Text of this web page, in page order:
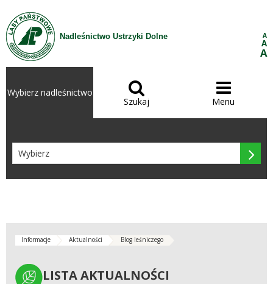
Przejdź do treści
Nadleśnictwo Ustrzyki Dolne A
A
A
Wybierz nadleśnictwo 
Szukaj

Menu

Informacje Aktualności Blog leśniczego
LISTA AKTUALNOŚCI
LISTA AKTUALNOŚCI